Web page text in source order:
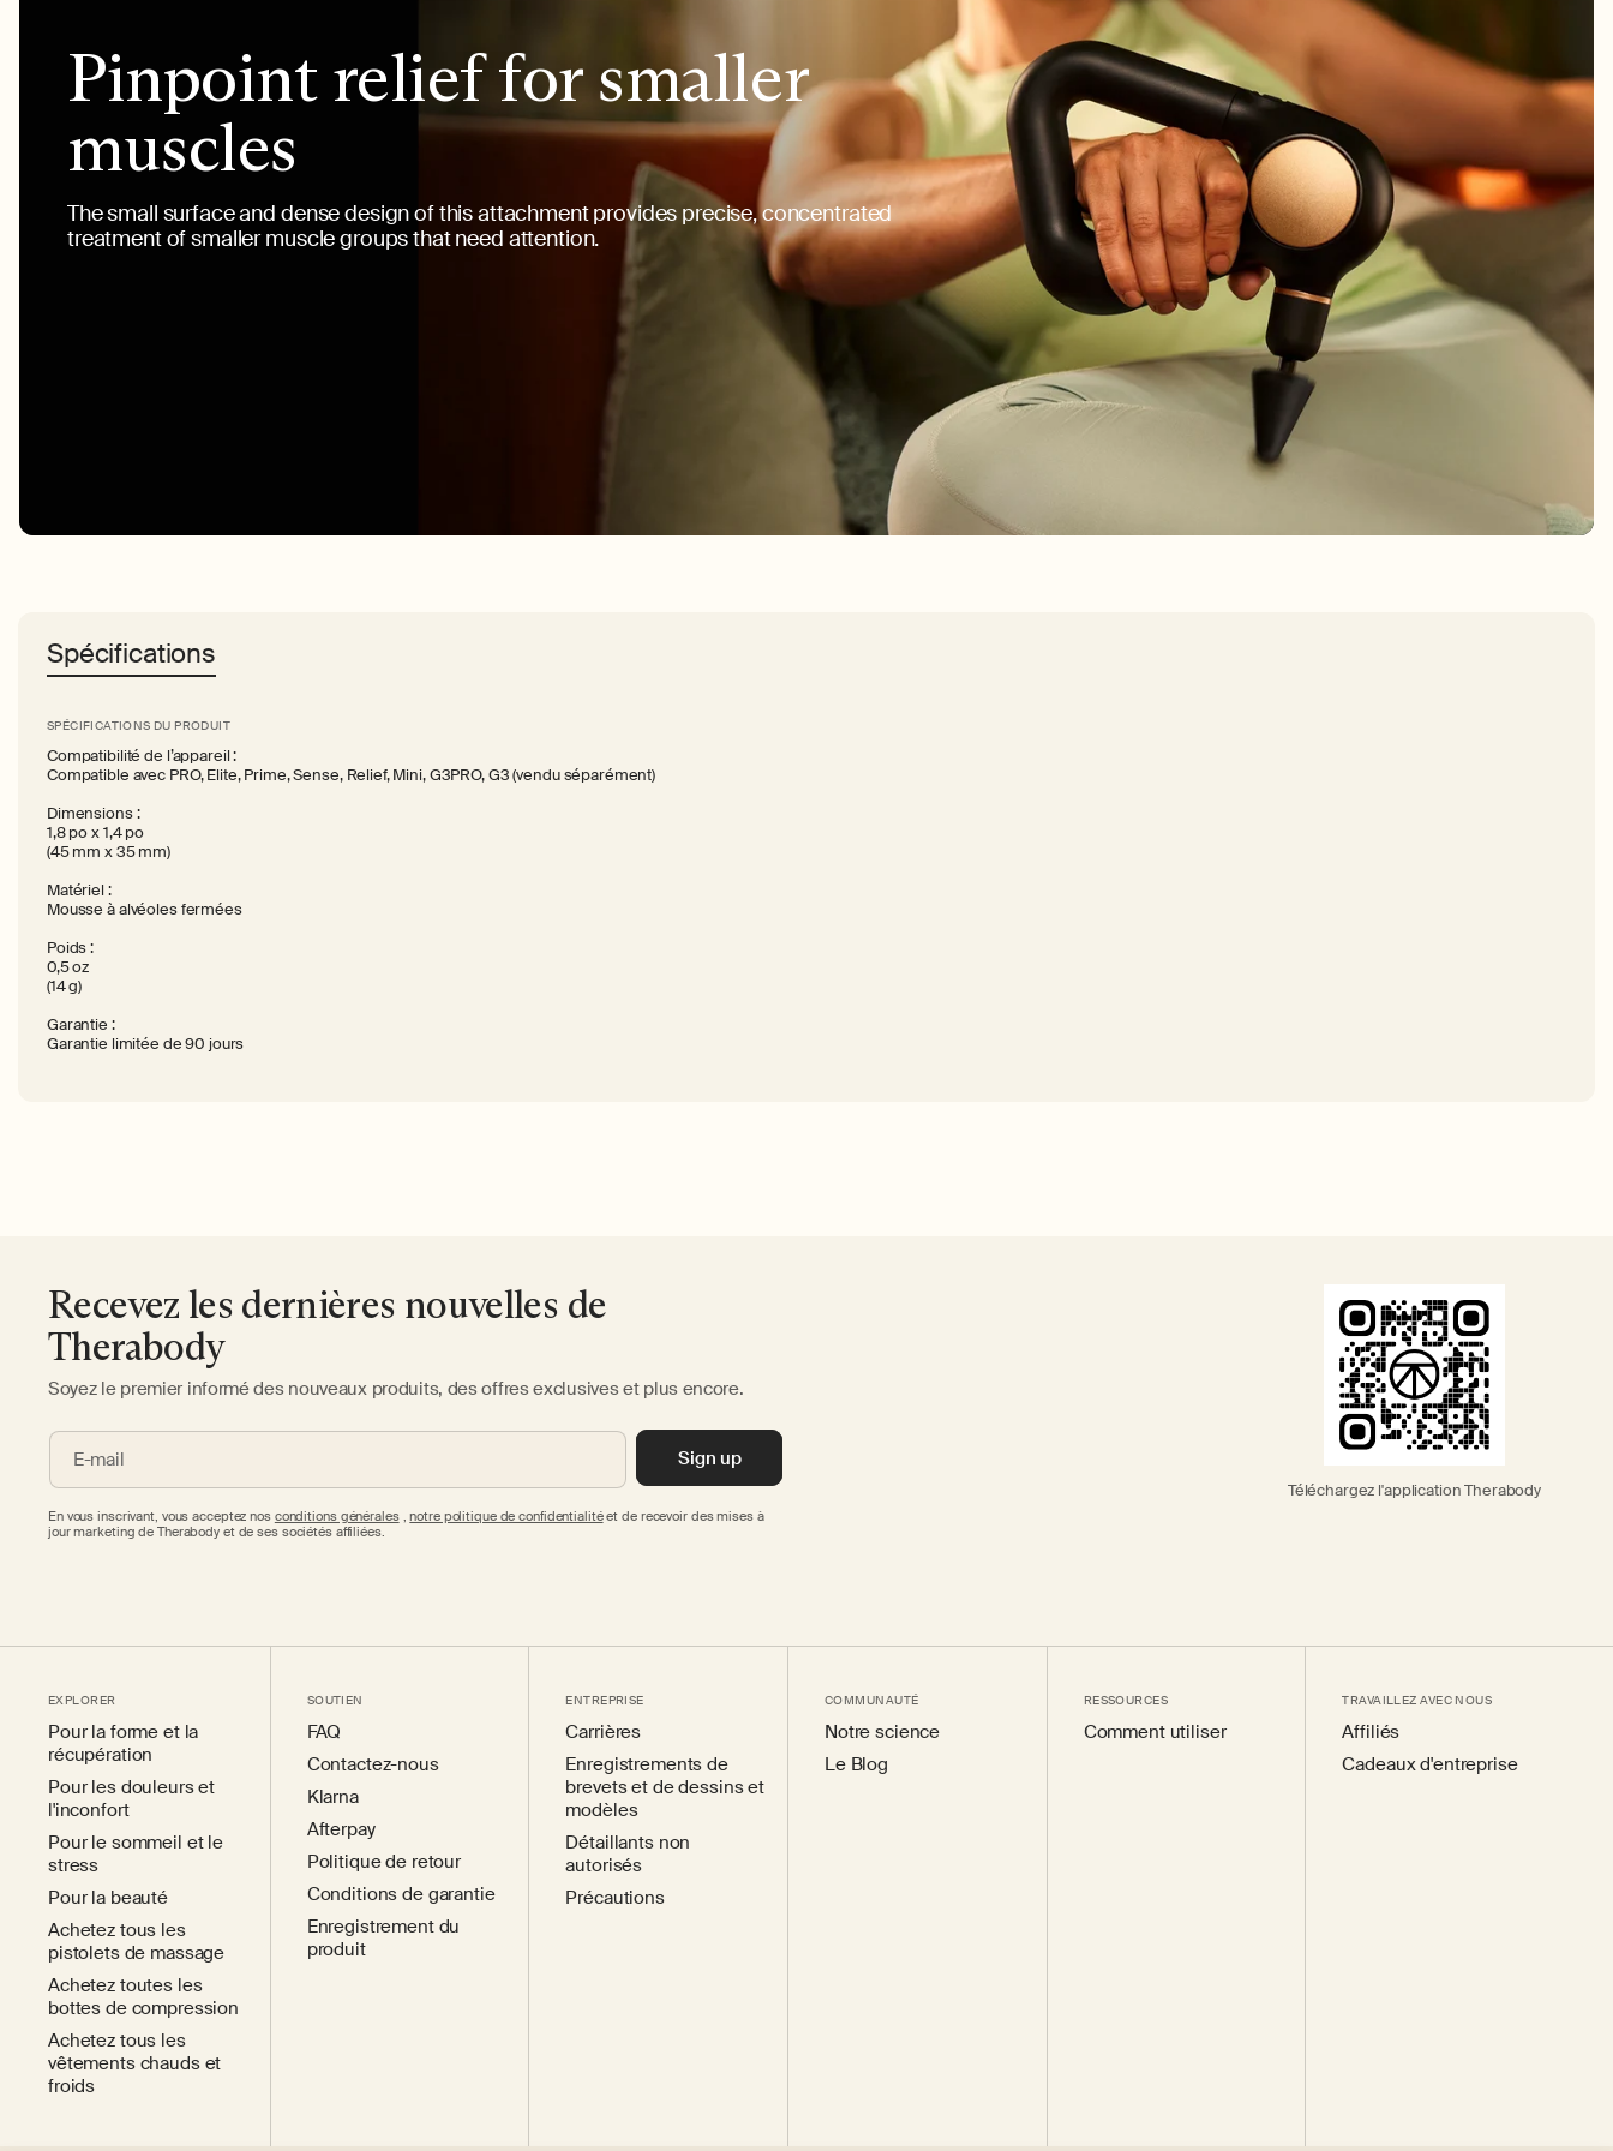
Pinpoint relief for smaller
muscles
The small surface and dense design of this attachment provides precise, concentrated
treatment of smaller muscle groups that need attention.
Spécifications
SPÉCIFICATIONS DU PRODUIT
Compatibilité de l’appareil :
Compatible avec PRO, Elite, Prime, Sense, Relief, Mini, G3PRO, G3 (vendu séparément)
Dimensions :
1,8 po x 1,4 po
(45 mm x 35 mm)
Matériel :
Mousse à alvéoles fermées
Poids :
0,5 oz
(14 g)
Garantie :
Garantie limitée de 90 jours
Recevez les dernières nouvelles de
Therabody
Soyez le premier informé des nouveaux produits, des offres exclusives et plus encore.
E-mail Sign up
En vous inscrivant, vous acceptez nos conditions générales,notre politique de confidentialitéet de recevoir des mises à
jour marketing de Therabody et de ses sociétés affiliées.
Téléchargez l'application Therabody
EXPLORER
Pour la forme et la
récupération
Pour les douleurs et
l'inconfort
Pour le sommeil et le
stress
Pour la beauté
Achetez tous les
pistolets de massage
Achetez toutes les
bottes de compression
Achetez tous les
vêtements chauds et
froids
SOUTIEN
FAQ
Contactez-nous
Klarna
Afterpay
Politique de retour
Conditions de garantie
Enregistrement du
produit
ENTREPRISE
Carrières
Enregistrements de
brevets et de dessins et
modèles
Détaillants non
autorisés
Précautions
COMMUNAUTÉ
Notre science
Le Blog
RESSOURCES
Comment utiliser
TRAVAILLEZ AVEC NOUS
Affiliés
Cadeaux d'entreprise